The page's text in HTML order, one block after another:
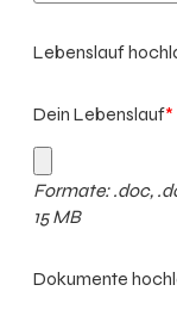
Lebenslauf
Dein Lebenslauf*
Formate: .doc,
15 MB
Dokumente